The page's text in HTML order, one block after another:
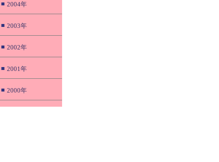
■ 2004年
■ 2003年
■ 2002年
■ 2001年
■ 2000年